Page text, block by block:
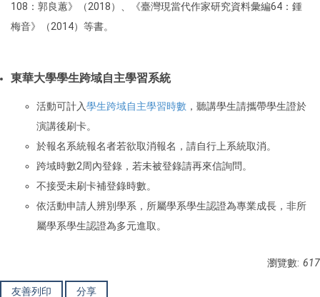
108：郭良蕙》（2018）、《臺灣現當代作家研究資料彙編64：鍾
梅音》（2014）等書。
東華大學學生跨域自主學習系統
活動可計入學生跨域自主學習時數 ，聽講學生請攜帶學生證於
演講後刷卡。
於報名系統報名者若欲取消報名，請自行上系統取消。
跨域時數2周內登錄，若未被登錄請再來信詢問。
不接受未刷卡補登錄時數。
依活動申請人辨別學系，所屬學系學生認證為專業成長，非所
屬學系學生認證為多元進取。
瀏覽數: 617
友善列印 分享